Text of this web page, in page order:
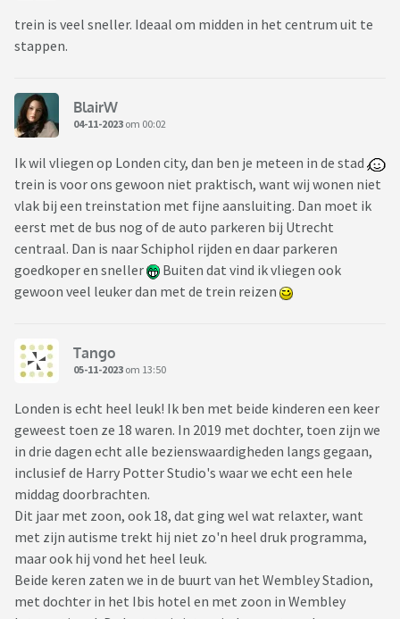
trein is veel sneller. Ideaal om midden in het centrum uit te
stappen.
BlairW
04-11-2023 om 00:02
Ik wil vliegen op Londen city, dan ben je meteen in de stad
trein is voor ons gewoon niet praktisch, want wij wonen niet
vlak bij een treinstation met fijne aansluiting. Dan moet ik
eerst met de bus nog of de auto parkeren bij Utrecht
centraal. Dan is naar Schiphol rijden en daar parkeren
goedkoper en sneller
Buiten dat vind ik vliegen ook
gewoon veel leuker dan met de trein reizen
Tango
05-11-2023 om 13:50
Londen is echt heel leuk! Ik ben met beide kinderen een keer
geweest toen ze 18 waren. In 2019 met dochter, toen zijn we
in drie dagen echt alle bezienswaardigheden langs gegaan,
inclusief de Harry Potter Studio's waar we echt een hele
middag doorbrachten.
Dit jaar met zoon, ook 18, dat ging wel wat relaxter, want
met zijn autisme trekt hij niet zo'n heel druk programma,
maar ook hij vond het heel leuk.
Beide keren zaten we in de buurt van het Wembley Stadion,
met dochter in het Ibis hotel en met zoon in Wembley